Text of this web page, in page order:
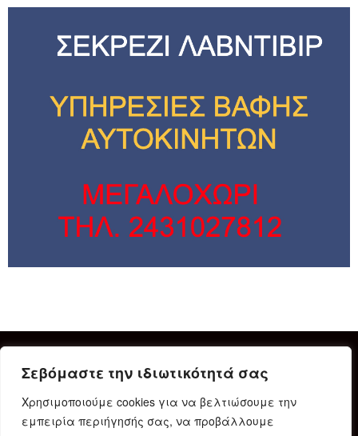
Σεβόμαστε την ιδιωτικότητά σας
Χρησιμοποιούμε cookies για να βελτιώσουμε την
εμπειρία περιήγησής σας, να προβάλλουμε